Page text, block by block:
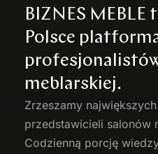
BIZNES MEBLE
Polsce
meblarskiej.
Zrzeszamy
przedstawicieli salonów
Codzienną porcję